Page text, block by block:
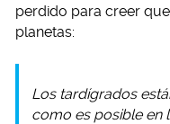
perdido para creer
planetas:
Los tardígrados
como es posible en